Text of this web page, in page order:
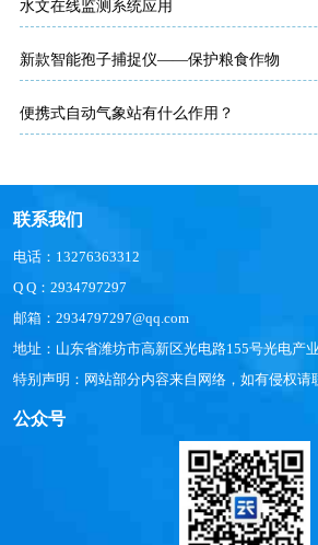
水文在线监测系统应用
新款智能孢子捕捉仪——保护粮食作物
便携式自动气象站有什么作用？
联系我们
电话：13276363312
Q Q：2934797297
邮箱：2934797297@qq.com
地址：山东省潍坊市高新区光电路155号光电产
特别声明：网站部分内容来自网络，如有侵权请
公众号